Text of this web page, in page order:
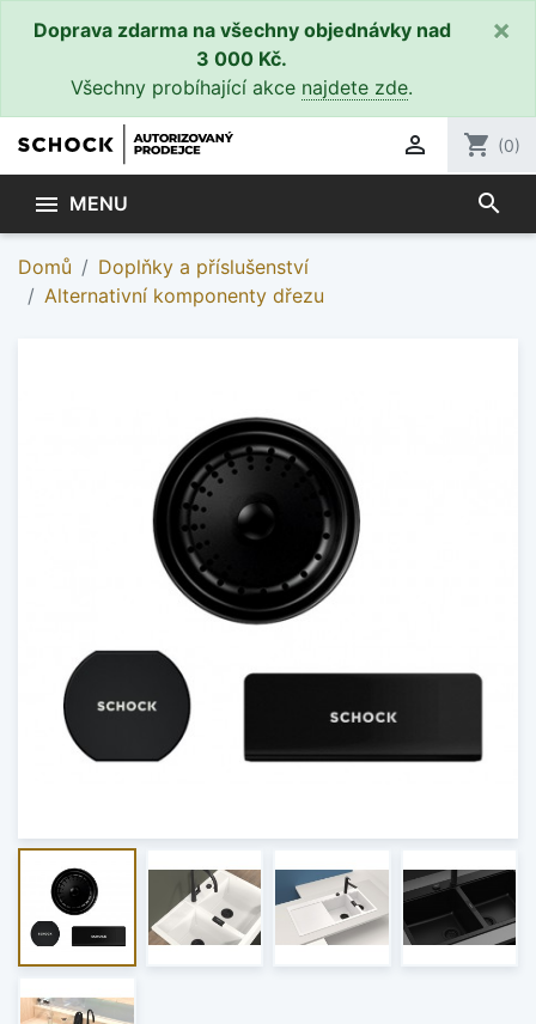
Doprava zdarma na všechny objednávky nad
3 000 Kč.
Všechny probíhající akce najdete zde.
×
 shopping_cart (0)
 MENU search
Domů
Doplňky a příslušenství
Alternativní komponenty dřezu